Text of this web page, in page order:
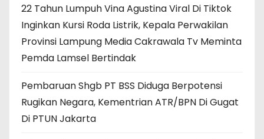
22 Tahun Lumpuh Vina Agustina Viral Di Tiktok
Inginkan Kursi Roda Listrik, Kepala Perwakilan
Provinsi Lampung Media Cakrawala Tv Meminta
Pemda Lamsel Bertindak
Pembaruan Shgb PT BSS Diduga Berpotensi
Rugikan Negara, Kementrian ATR/BPN Di Gugat
Di PTUN Jakarta